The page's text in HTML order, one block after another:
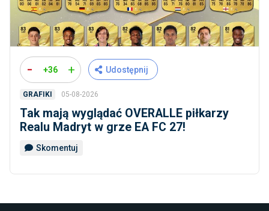
- +36 + Udostępnij
GRAFIKI 05-08-2026
Tak mają wyglądać OVERALLE piłkarzy
Realu Madryt w grze EA FC 27!
Skomentuj